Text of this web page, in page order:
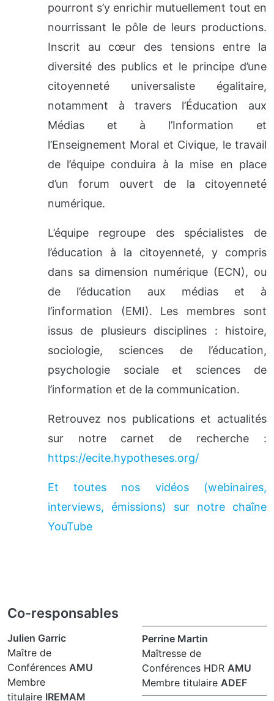
pourront s’y enrichir mutuellement tout en
nourrissant le pôle de leurs productions.
Inscrit au cœur des tensions entre la
diversité des publics et le principe d’une
citoyenneté universaliste égalitaire,
notamment à travers l’Éducation aux
Médias et à l’Information et
l’Enseignement Moral et Civique, le travail
de l’équipe conduira à la mise en place
d’un forum ouvert de la citoyenneté
numérique.
L’équipe regroupe des spécialistes de
l’éducation à la citoyenneté, y compris
dans sa dimension numérique (ECN), ou
de l’éducation aux médias et à
l’information (EMI). Les membres sont
issus de plusieurs disciplines : histoire,
sociologie, sciences de l’éducation,
psychologie sociale et sciences de
l’information et de la communication.
Retrouvez nos publications et actualités
sur notre carnet de recherche :
https://ecite.hypotheses.org/
Et toutes nos vidéos (webinaires,
interviews, émissions) sur notre chaîne
YouTube
Co-responsables
Julien Garric
Maître de
Conférences AMU
Membre
titulaire IREMAM
Perrine Martin
Maîtresse de
Conférences HDR AMU
Membre titulaire ADEF